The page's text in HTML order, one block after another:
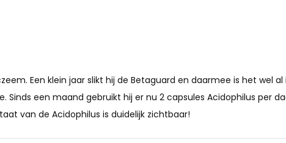
is delivered to the intestines.
probiotic value of 10 servings of
Een klein jaar slikt hij de Betaguard en daarmee is het wel al
een maand gebruikt hij er nu 2 capsules Acidophilus per
van de Acidophilus is duidelijk zichtbaar!